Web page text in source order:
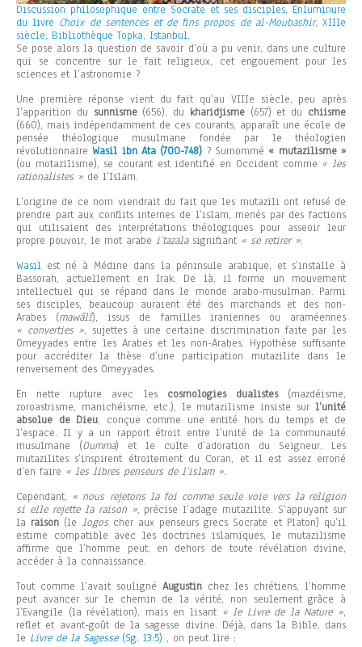
Discussion philosophique entre Socrate et ses disciples. Enluminure
du livre Choix de sentences et de fins propos de al-Moubashir, XIIIe
siècle, Bibliothèque Topka, Istanbul.
Se pose alors la question de savoir d’où a pu venir, dans une culture
qui se concentre sur le fait religieux, cet engouement pour les
sciences et l’astronomie ?
Une première réponse vient du fait qu’au VIIIe siècle, peu après
l’apparition du sunnisme(656), du kharidjisme(657) et du chiisme
(660), mais indépendamment de ces courants, apparaît une école de
pensée théologique musulmane fondée par le théologien
révolutionnaireWasil ibn Ata (700-748) ? Surnommé « mutazilisme »
(ou motazilisme), se courant est identifié en Occident comme « les
rationalistes » de l’Islam.
L’origine de ce nom viendrait du fait que les mutazili ont refusé de
prendre part aux conflits internes de l’islam, menés par des factions
qui utilisaient des interprétations théologiques pour asseoir leur
propre pouvoir, le mot arabe i’tazalasignifiant « se retirer ».
Wasil est né à Médine dans la péninsule arabique, et s’installe à
Bassorah, actuellement en Irak. De là, il forme un mouvement
intellectuel qui se répand dans le monde arabo-musulman. Parmi
ses disciples, beaucoup auraient été des marchands et des non-
Arabes (mawâlî), issus de familles iraniennes ou araméennes
« converties », sujettes à une certaine discrimination faite par les
Omeyyades entre les Arabes et les non-Arabes. Hypothèse suffisante
pour accréditer la thèse d’une participation mutazilite dans le
renversement des Omeyyades.
En nette rupture avec les cosmologies dualistes(mazdéisme,
zoroastrisme, manichéisme, etc.), le mutazilisme insiste sur l’unité
absolue de Dieu, conçue comme une entité hors du temps et de
l’espace. Il y a un rapport étroit entre l’unité de la communauté
musulmane (Oumma) et le culte d’adoration du Seigneur. Les
mutazilites s’inspirent étroitement du Coran, et il est assez erroné
d’en faire « les libres penseurs de l’islam ».
Cependant, « nous rejetons la foi comme seule voie vers la religion
si elle rejette la raison », précise l’adage mutazilite. S’appuyant sur
la raison (le logoscher aux penseurs grecs Socrate et Platon) qu’il
estime compatible avec les doctrines islamiques, le mutazilisme
affirme que l’homme peut, en dehors de toute révélation divine,
accéder à la connaissance.
Tout comme l’avait souligné Augustin chez les chrétiens, l’homme
peut avancer sur le chemin de la vérité, non seulement grâce à
l’Evangile (la révélation), mais en lisant « le Livre de la Nature »,
reflet et avant-goût de la sagesse divine. Déjà, dans la Bible, dans
le Livre de la Sagesse(Sg. 13:5) , on peut lire :